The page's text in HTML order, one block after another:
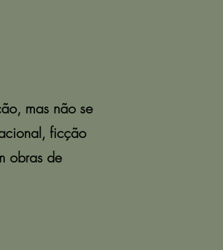
mas não se
ficção
obras de